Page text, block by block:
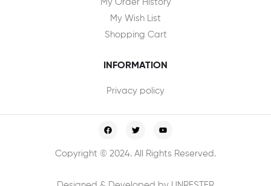
My Order History
My Wish List
Shopping Cart
INFORMATION
Privacy policy
Copyright © 2024. All Rights Reserved.